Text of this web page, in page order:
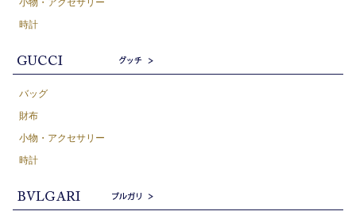
小物・アクセサリー
時計
バッグ
財布
小物・アクセサリー
時計